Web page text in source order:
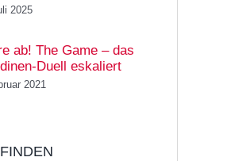
2025
ab! The Game – das
Duell eskaliert
2021